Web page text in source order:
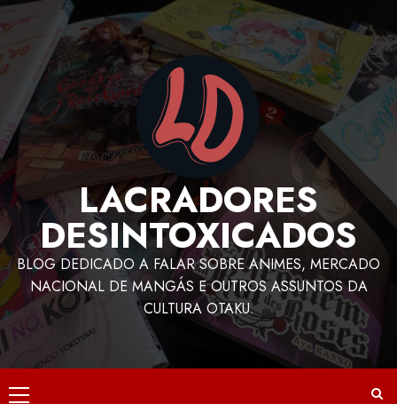
LACRADORES
DESINTOXICADOS
BLOG DEDICADO A FALAR SOBRE ANIMES, MERCADO
NACIONAL DE MANGÁS E OUTROS ASSUNTOS DA
CULTURA OTAKU.